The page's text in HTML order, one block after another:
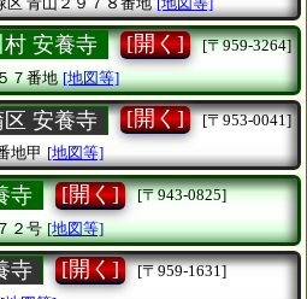
安養寺 [開く]
[〒959-3264]
７番地 [地図等]
安養寺 [開く]
[〒953-0041]
地甲 [地図等]
寺 [開く]
[〒943-0825]
２号 [地図等]
寺 [開く]
[〒959-1631]